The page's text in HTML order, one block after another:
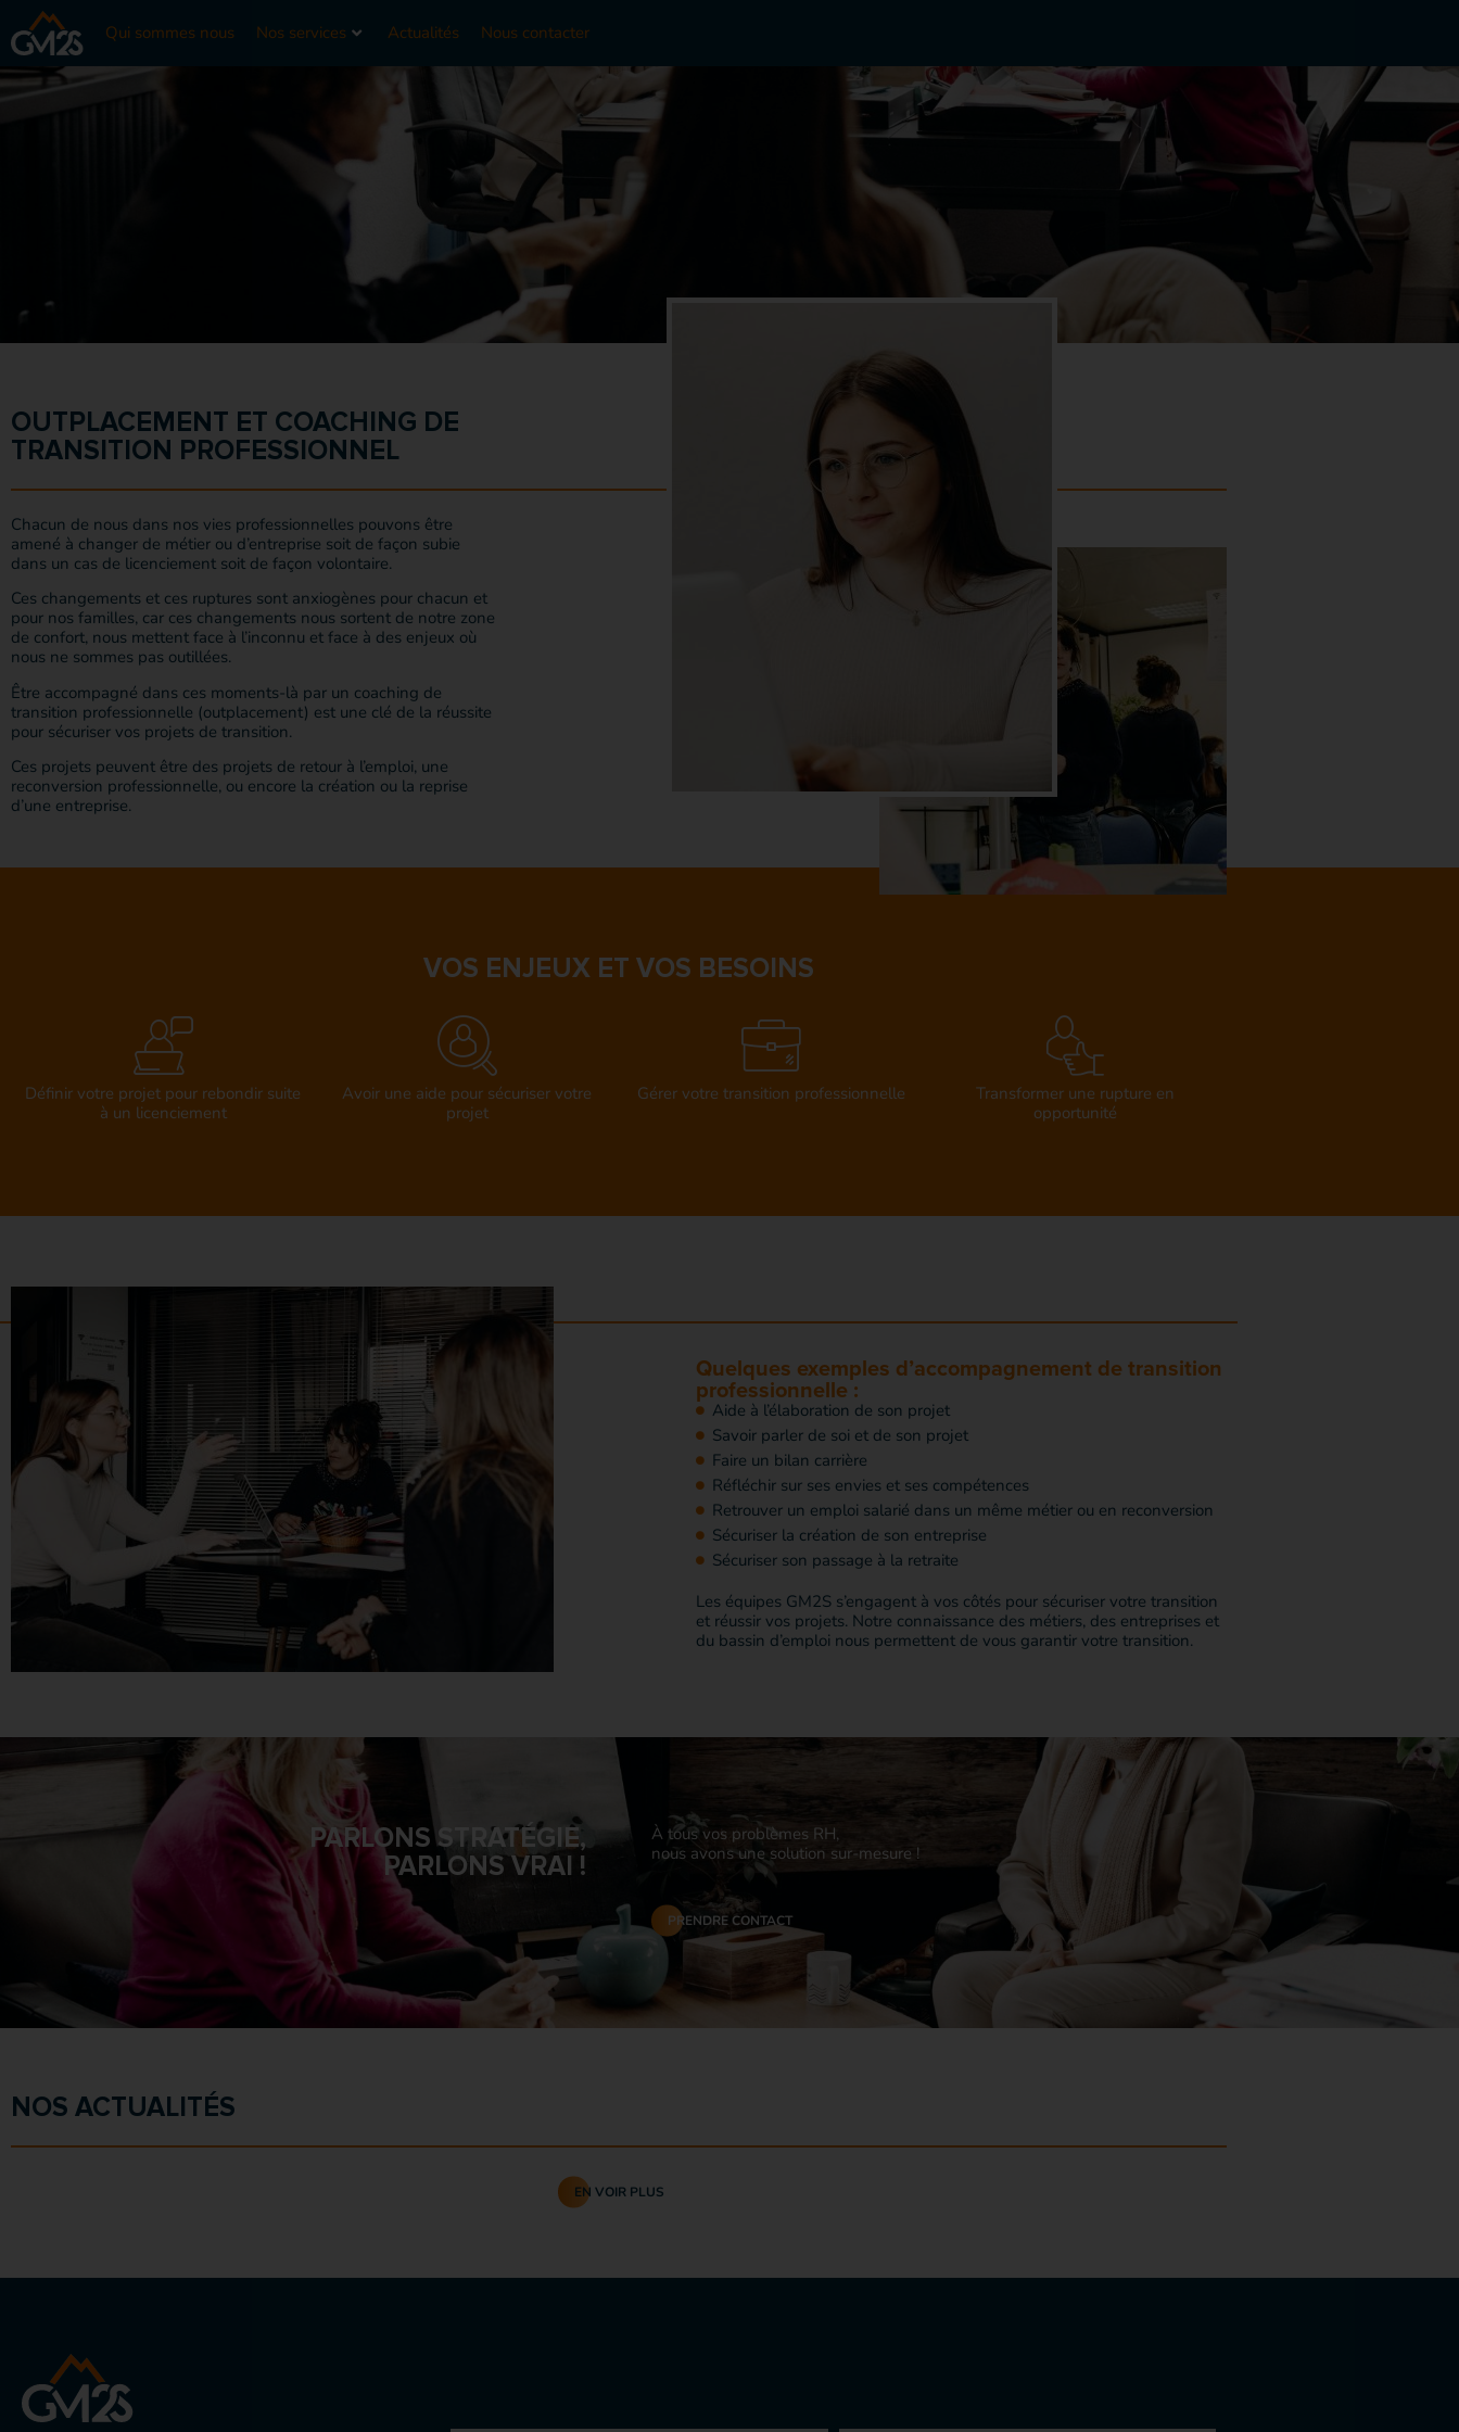
Qui sommes nous Nos services Actualités Nous contacter
OUTPLACEMENT ET COACHING DE
TRANSITION PROFESSIONNEL
Chacun de nous dans nos vies professionnelles pouvons être
amené à changer de métier ou d’entreprise soit de façon subie
dans un cas de licenciement soit de façon volontaire.
Ces changements et ces ruptures sont anxiogènes pour chacun et
pour nos familles, car ces changements nous sortent de notre zone
de confort, nous mettent face à l’inconnu et face à des enjeux où
nous ne sommes pas outillées.
Être accompagné dans ces moments-là par un coaching de
transition professionnelle (outplacement) est une clé de la réussite
pour sécuriser vos projets de transition.
Ces projets peuvent être des projets de retour à l’emploi, une
reconversion professionnelle, ou encore la création ou la reprise
d’une entreprise.
VOS ENJEUX ET VOS BESOINS
Définir votre projet pour rebondir suite
à un licenciement
Avoir une aide pour sécuriser votre
projet
Gérer votre transition professionnelle
Transformer une rupture en
opportunité
Quelques exemples d’accompagnement de transition
professionnelle :
Aide à l’élaboration de son projet
Savoir parler de soi et de son projet
Faire un bilan carrière
Réfléchir sur ses envies et ses compétences
Retrouver un emploi salarié dans un même métier ou en reconversion
Sécuriser la création de son entreprise
Sécuriser son passage à la retraite
Les équipes GM2S s’engagent à vos côtés pour sécuriser votre transition
et réussir vos projets. Notre connaissance des métiers, des entreprises et
du bassin d’emploi nous permettent de vous garantir votre transition.
PARLONS STRATÉGIE,
PARLONS VRAI !
À tous vos problèmes RH,
nous avons une solution sur-mesure !
PRENDRE CONTACT
NOS ACTUALITÉS
EN VOIR PLUS